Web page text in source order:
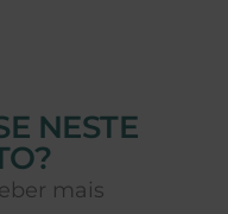
NESTE
mais